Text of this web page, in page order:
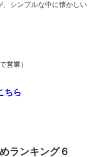
、シンプルな中に懐かしい
営業）
ちら
ランキング６